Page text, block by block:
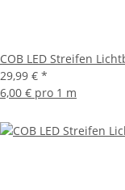
COB LED Streifen
29,99 € *
6,00 € pro 1 m